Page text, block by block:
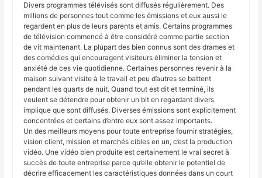
Divers programmes télévisés sont diffusés régulièrement. Des
millions de personnes tout comme les émissions et eux aussi le
regardent en plus de leurs parents et amis. Certains programmes
de télévision commencé à être considéré comme partie section
de vit maintenant. La plupart des bien connus sont des drames et
des comédies qui encouragent visiteurs éliminer la tension et
anxiété de ces vie quotidienne. Certaines personnes revenir à la
maison suivant visite à le travail et peu d’autres se battent
pendant les quarts de nuit. Quand tout est dit et terminé, ils
veulent se détendre pour obtenir un bit en regardant divers
implique que sont diffusés. Diverses émissions sont explicitement
concentrées et certains d’entre eux sont assez importants.
Un des meilleurs moyens pour toute entreprise fournir stratégies,
vision client, mission et marchés cibles en un, c’est la production
vidéo. Une vidéo bien produite est certainement le vrai secret à
succès de toute entreprise parce qu’elle obtenir le potentiel de
décrire efficacement les caractéristiques données dans un court